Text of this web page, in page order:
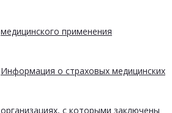
медицинского применения
Информация о страховых медицинских
организациях, с которыми заключены